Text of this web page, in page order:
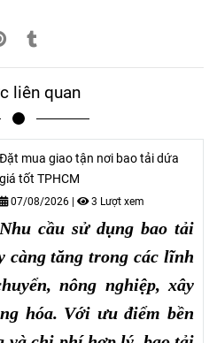
liên quan
Đặt mua giao tận nơi bao tải dứa
giá tốt TPHCM
07/08/2026 | 3 Lượt xem
Nhu cầu sử dụng bao tải
càng tăng trong các lĩnh
nông nghiệp, xây
hóa. Với ưu điểm bền